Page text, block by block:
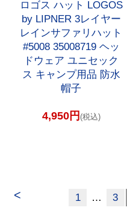
ロゴス ハット LOGOS
by LIPNER 3レイヤー
レインサファリハット
#5008 35008719 ヘッ
ドウェア ユニセック
ス キャンプ用品 防水
帽子
4,950円 (税込)
< 1 … 3